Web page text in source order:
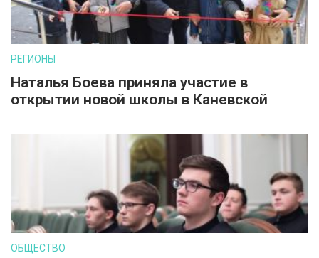
РЕГИОНЫ
Наталья Боева приняла участие в
открытии новой школы в Каневской
ОБЩЕСТВО